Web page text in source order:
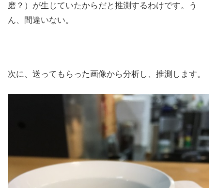
磨？）が生じていたからだと推測するわけです。う
ん、間違いない。
次に、送ってもらった画像から分析し、推測します。